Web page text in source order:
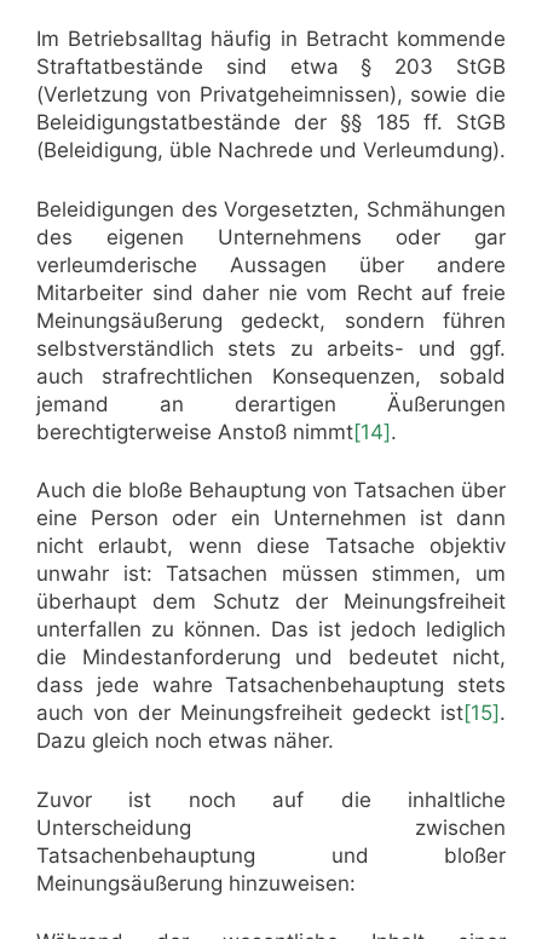
Im Betriebsalltag häufig in Betracht kommende
Straftatbestände sind etwa § 203 StGB
(Verletzung von Privatgeheimnissen), sowie die
Beleidigungstatbestände der §§ 185 ff. StGB
(Beleidigung, üble Nachrede und Verleumdung).
Beleidigungen des Vorgesetzten, Schmähungen
des eigenen Unternehmens oder gar
verleumderische Aussagen über andere
Mitarbeiter sind daher nie vom Recht auf freie
Meinungsäußerung gedeckt, sondern führen
selbstverständlich stets zu arbeits- und ggf.
auch strafrechtlichen Konsequenzen, sobald
jemand an derartigen Äußerungen
berechtigterweise Anstoß nimmt[14].
Auch die bloße Behauptung von Tatsachen über
eine Person oder ein Unternehmen ist dann
nicht erlaubt, wenn diese Tatsache objektiv
unwahr ist: Tatsachen müssen stimmen, um
überhaupt dem Schutz der Meinungsfreiheit
unterfallen zu können. Das ist jedoch lediglich
die Mindestanforderung und bedeutet nicht,
dass jede wahre Tatsachenbehauptung stets
auch von der Meinungsfreiheit gedeckt ist[15] .
Dazu gleich noch etwas näher.
Zuvor ist noch auf die inhaltliche
Unterscheidung zwischen
Tatsachenbehauptung und bloßer
Meinungsäußerung hinzuweisen: